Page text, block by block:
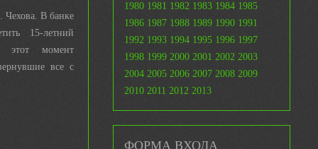
В банке
15-летний
момент
все с
1980 1981 1982 1983 1984 1985
1986 1987 1988 1989 1990 1991
1992 1993 1994 1995 1996 1997
1998 1999 2000 2001 2002 2003
2004 2005 2006 2007 2008 2009
2010 2011 2012 2013
ФОРМА ВХОДА